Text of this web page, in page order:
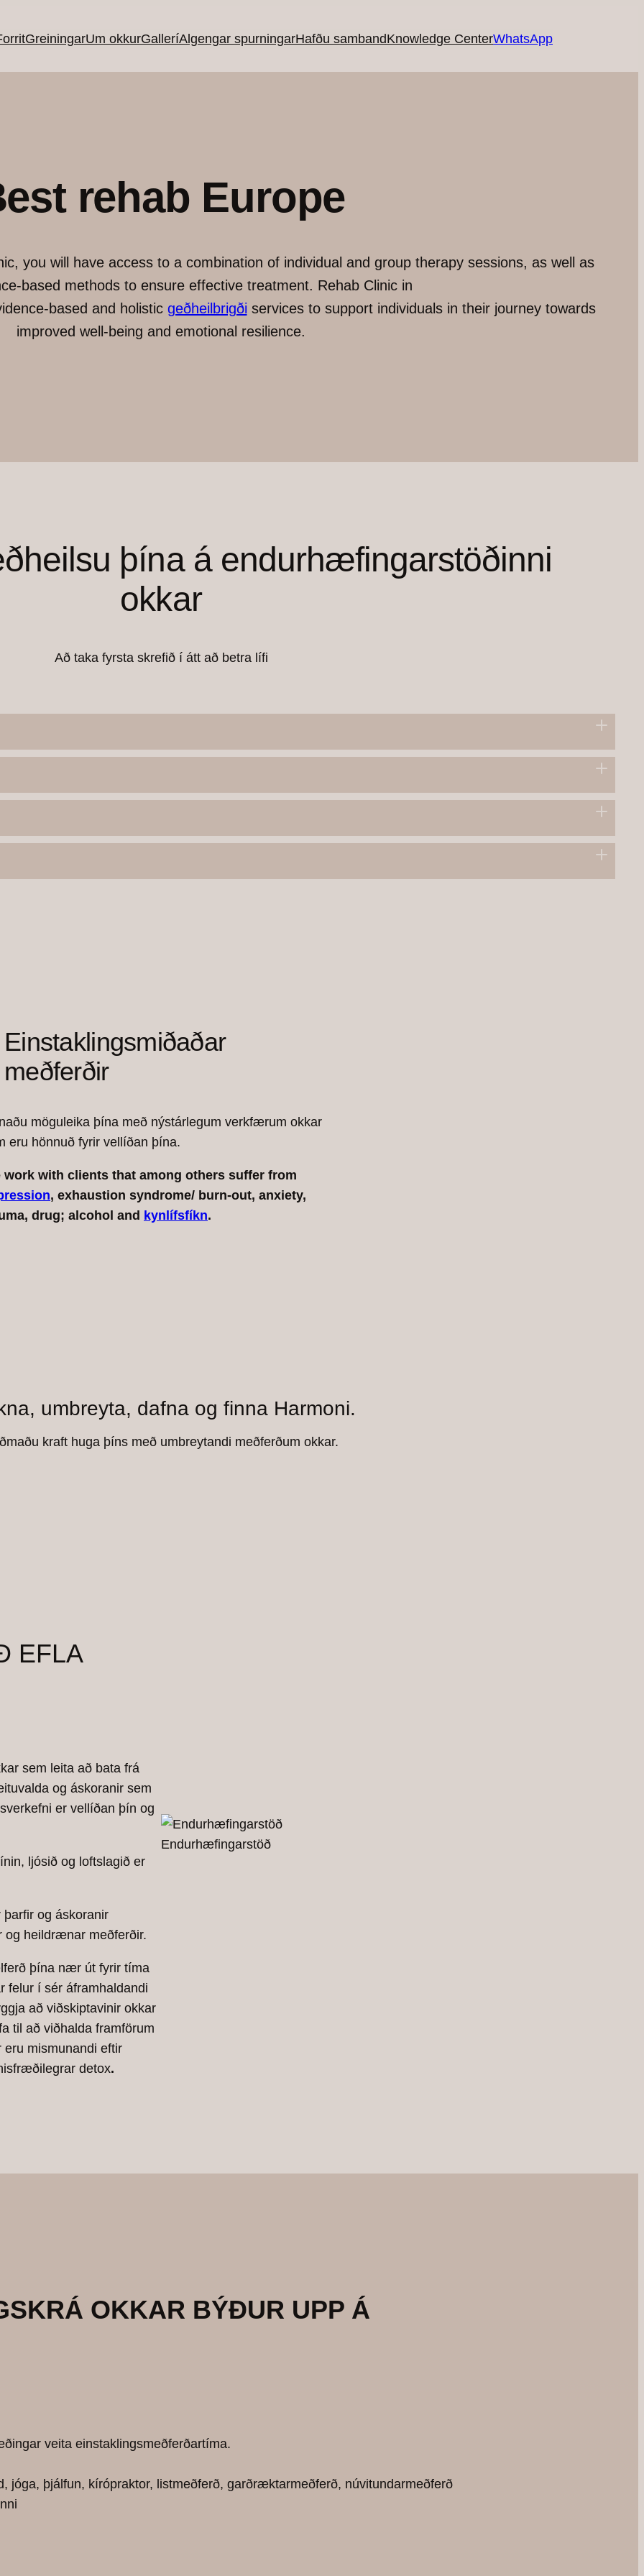
GreiningarUm okkurGalleríAlgengar spurningarHafðu sambandKnowledge CenterWhatsApp
rehab Europe
you will have access to a combination of individual and group therapy sessions, as well as
based methods to ensure effective treatment. Rehab Clinic in
based and holistic geðheilbrigði services to support individuals in their journey towards
improved well-being and emotional resilience.
þína á endurhæfingarstöðinni
okkar
Að taka fyrsta skrefið í átt að betra lífi
Einstaklingsmiðaðar
meðferðir
möguleika þína með nýstárlegum verkfærum okkar
eru hönnuð fyrir vellíðan þína.
work with clients that among others suffer from
, exhaustion syndrome/ burn-out, anxiety,
drug; alcohol and kynlífsfíkn.
umbreyta, dafna og finna Harmoni.
kraft huga þíns með umbreytandi meðferðum okkar.
EFLA
sem leita að bata frá
og áskoranir sem
er vellíðan þín og
ljósið og loftslagið er
og áskoranir
og heildrænar meðferðir.
þína nær út fyrir tíma
felur í sér áframhaldandi
að viðskiptavinir okkar
til að viðhalda framförum
mismunandi eftir
detox.
Endurhæfingarstöð
OKKAR BÝÐUR UPP Á
veita einstaklingsmeðferðartíma.
jóga, þjálfun, kírópraktor, listmeðferð, garðræktarmeðferð, núvitundarmeðferð